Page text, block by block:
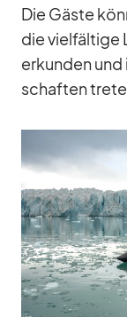
Die Gäste
die viel­fäl­tige
er­kun­den
schaf­ten